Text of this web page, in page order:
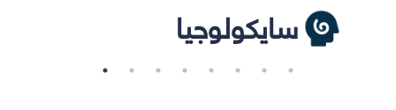
سايكولوجيا